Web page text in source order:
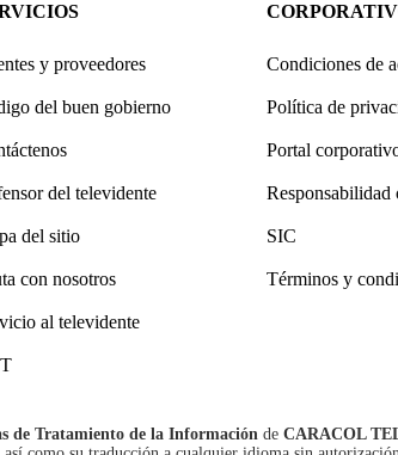
y proveedores
del buen gobierno
del televidente
del sitio
con nosotros
al televidente
Condiciones de
Política de
Portal
Responsabilidad
SIC
Términos y
de Tratamiento de la Información de CARACOL